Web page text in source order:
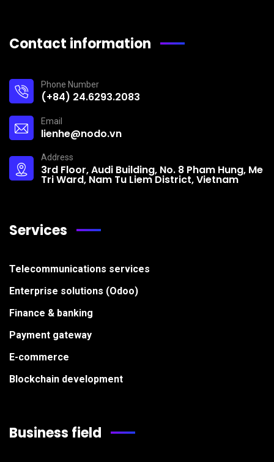
Contact information
Phone Number
(+84) 24.6293.2083
Email
lienhe@nodo.vn
Address
3rd Floor, Audi Building, No. 8 Pham Hung, Me
Tri Ward, Nam Tu Liem District, Vietnam
Services
Telecommunications services
Enterprise solutions (Odoo)
Finance & banking
Payment gateway
E-commerce
Blockchain development
Business field